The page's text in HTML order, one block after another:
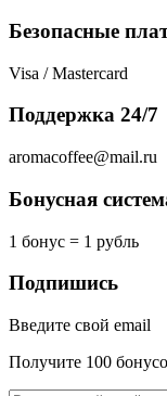
Безопасные
Visa / Mastercard
Поддержка 24/7
aromacoffee@mail.ru
Бонусная
1 бонус = 1 рубль
Подпишись
Введите свой email
Получите 100